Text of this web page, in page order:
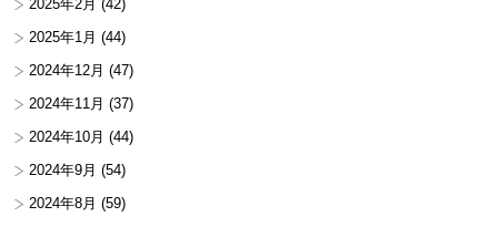
2025年2月 (42)
2025年1月 (44)
2024年12月 (47)
2024年11月 (37)
2024年10月 (44)
2024年9月 (54)
2024年8月 (59)